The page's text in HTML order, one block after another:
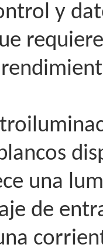
y
una
de